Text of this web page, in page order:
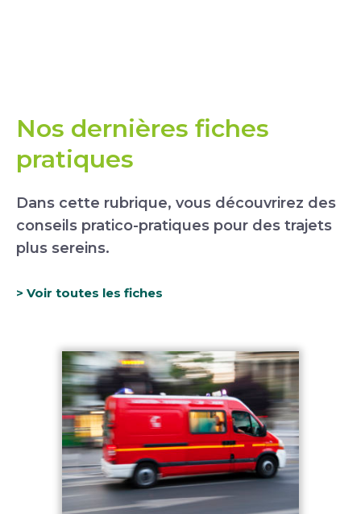
Nos dernières fiches
pratiques
Dans cette rubrique, vous découvrirez des
conseils pratico-pratiques pour des trajets
plus sereins.
> Voir toutes les fiches